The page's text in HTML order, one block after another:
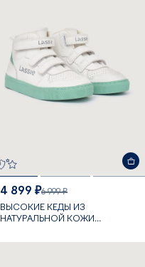
4 899 ₽6 999 ₽
ВЫСОКИЕ КЕДЫ ИЗ
НАТУРАЛЬНОЙ КОЖИ